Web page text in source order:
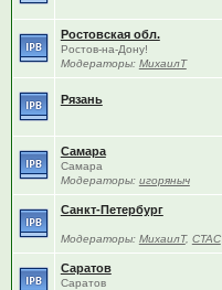
Ростовская обл.
Ростов-на-Дону!
Модераторы: МихаилТ
Рязань
Самара
Самара
Модераторы: игоряныч
Санкт-Петербург
Модераторы: МихаилТ, CTAC
Саратов
Саратов